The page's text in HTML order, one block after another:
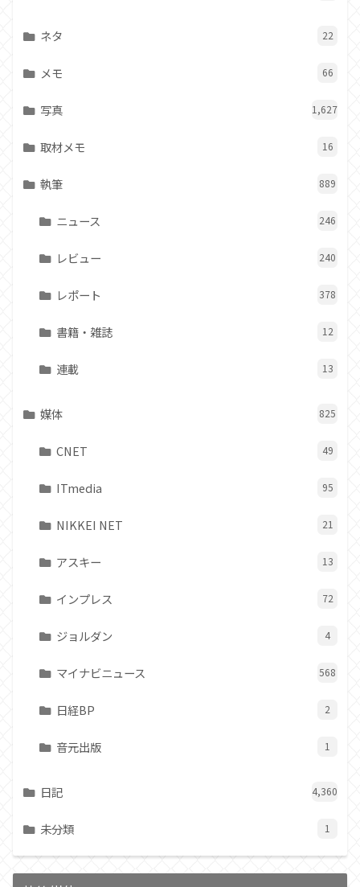
ネタ 22
メモ 66
写真 1,627
取材メモ 16
執筆 889
ニュース 246
レビュー 240
レポート 378
書籍・雑誌 12
連載 13
媒体 825
CNET 49
ITmedia 95
NIKKEI NET 21
アスキー 13
インプレス 72
ジョルダン 4
マイナビニュース 568
日経BP 2
音元出版 1
日記 4,360
未分類 1